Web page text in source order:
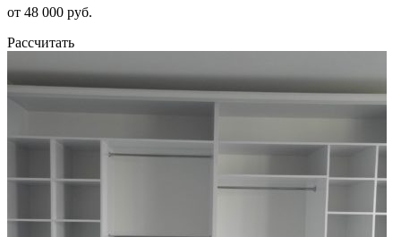
от 48 000 руб.
Рассчитать